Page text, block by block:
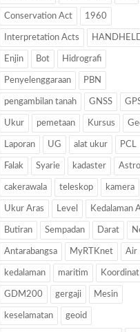
Conservation Act 1960
Interpretation Acts
Enjin Bot Hidrografi
Penyelenggaraan PBN
pengambilan tanah GNSS
Ukur pemetaan Kursus
Laporan UG alat ukur PCL
Falak Syarie kadaster
cakerawala teleskop kamera
Ukur Aras Level Kedalaman
Butiran Sempadan Darat
Antarabangsa MyRTKnet Air
kedalaman maritim Koordinat
GDM200 gergaji Mesin
keselamatan geoid